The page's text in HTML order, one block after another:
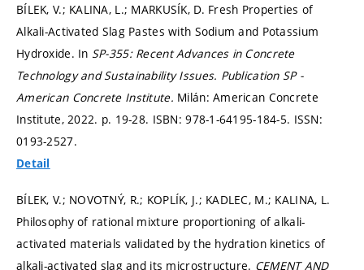
BÍLEK, V.; KALINA, L.; MARKUSÍK, D. Fresh Properties of
Alkali-Activated Slag Pastes with Sodium and Potassium
Hydroxide. In SP-355: Recent Advances in Concrete
Technology and Sustainability Issues. Publication SP -
American Concrete Institute. Milán: American Concrete
Institute, 2022. p. 19-28. ISBN: 978-1-64195-184-5. ISSN:
0193-2527.
Detail
BÍLEK, V.; NOVOTNÝ, R.; KOPLÍK, J.; KADLEC, M.; KALINA, L.
Philosophy of rational mixture proportioning of alkali-
activated materials validated by the hydration kinetics of
alkali-activated slag and its microstructure. CEMENT AND